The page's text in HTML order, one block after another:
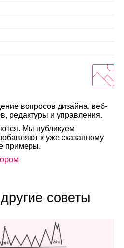
вопросов дизайна, веб-
редактуры и управления.
Мы публикуем
к уже сказанному
примеры.
советы